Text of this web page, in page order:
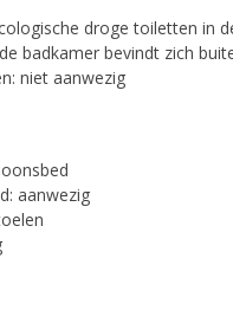
droge toiletten in
badkamer bevindt zich
niet aanwezig
aanwezig